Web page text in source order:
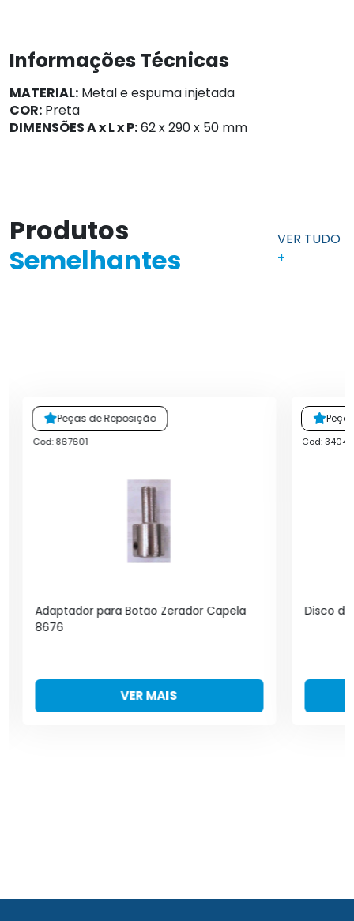
Informações Técnicas
MATERIAL: Metal e espuma injetada
COR: Preta
DIMENSÕES A x L x P:62 x 290 x 50 mm
Produtos
Semelhantes
VER TUDO
+
Peças de Reposição
Cod: 867601
Adaptador para Botão Zerador Capela
8676
VER MAIS
Cod:
Disco